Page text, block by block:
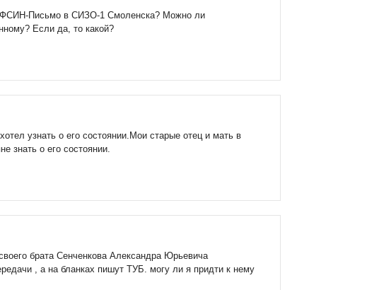
ФСИН-Письмо в СИЗО-1 Смоленска? Можно ли
Если да, то какой?
узнать о его состоянии.Мои старые отец и мать в
знать о его состоянии.
брата Сенченкова Александра Юрьевича
, а на бланках пишут ТУБ. могу ли я придти к нему